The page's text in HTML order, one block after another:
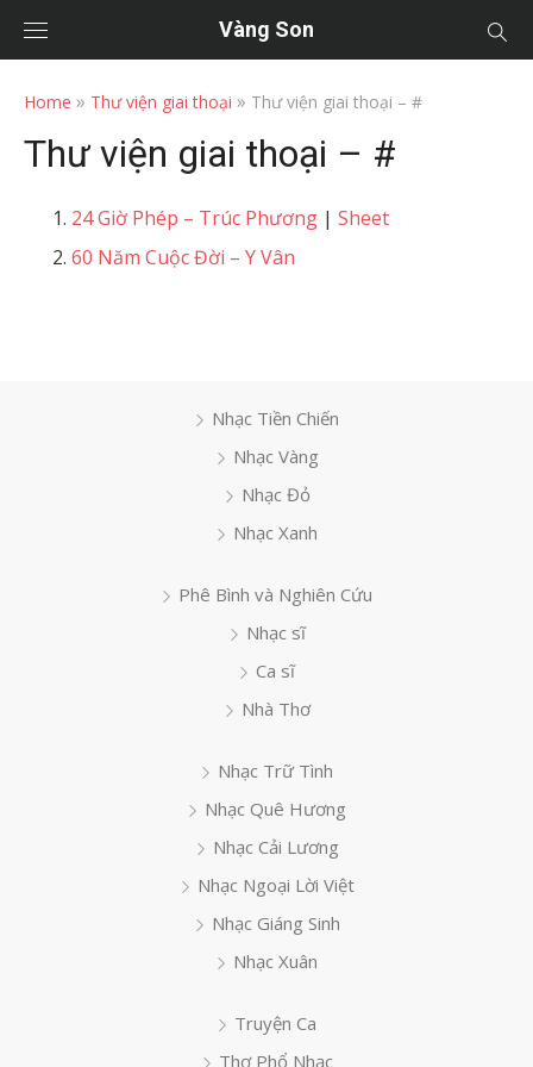
Vàng Son
Home » Thư viện giai thoại » Thư viện giai thoại – #
Thư viện giai thoại – #
24 Giờ Phép – Trúc Phương | Sheet
60 Năm Cuộc Đời – Y Vân
Nhạc Tiền Chiến
Nhạc Vàng
Nhạc Đỏ
Nhạc Xanh
Phê Bình và Nghiên Cứu
Nhạc sĩ
Ca sĩ
Nhà Thơ
Nhạc Trữ Tình
Nhạc Quê Hương
Nhạc Cải Lương
Nhạc Ngoại Lời Việt
Nhạc Giáng Sinh
Nhạc Xuân
Truyện Ca
Thơ Phổ Nhạc